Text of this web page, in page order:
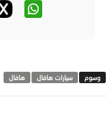
سيارات هافال هافال